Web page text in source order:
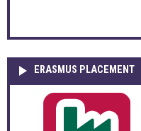
ERASMUS PLACEMENT